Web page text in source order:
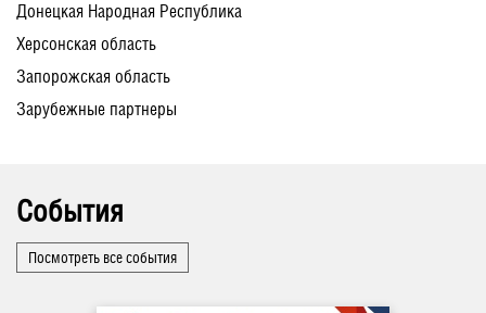
Донецкая Народная Республика
Херсонская область
Запорожская область
Зарубежные партнеры
События
Посмотреть все события